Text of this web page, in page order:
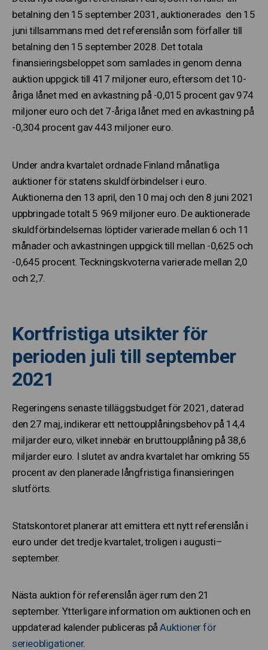
betalning den 15 september 2031, auktionerades den 15
juni tillsammans med det referenslån som förfaller till
betalning den 15 september 2028. Det totala
finansieringsbeloppet som samlades in genom denna
auktion uppgick till 417 miljoner euro, eftersom det 10-
åriga lånet med en avkastning på -0,015 procent gav 974
miljoner euro och det 7-åriga lånet med en avkastning på
-0,304 procent gav 443 miljoner euro.
Under andra kvartalet ordnade Finland månatliga
auktioner för statens skuldförbindelser i euro.
Auktionerna den 13 april, den 10 maj och den 8 juni 2021
uppbringade totalt 5 969 miljoner euro. De auktionerade
skuldförbindelsernas löptider varierade mellan 6 och 11
månader och avkastningen uppgick till mellan -0,625 och
-0,645 procent. Teckningskvoterna varierade mellan 2,0
och 2,7.
Kortfristiga utsikter för
perioden juli till september
2021
Regeringens senaste tilläggsbudget för 2021, daterad
den 27 maj, indikerar ett nettoupplåningsbehov på 14,4
miljarder euro, vilket innebär en bruttoupplåning på 38,6
miljarder euro. I slutet av andra kvartalet har omkring 55
procent av den planerade långfristiga finansieringen
slutförts.
Statskontoret planerar att emittera ett nytt referenslån i
euro under det tredje kvartalet, troligen i augusti–
september.
Nästa auktion för referenslån äger rum den 21
september. Ytterligare information om auktionen och en
uppdaterad kalender publiceras påAuktioner för
serieobligationer.